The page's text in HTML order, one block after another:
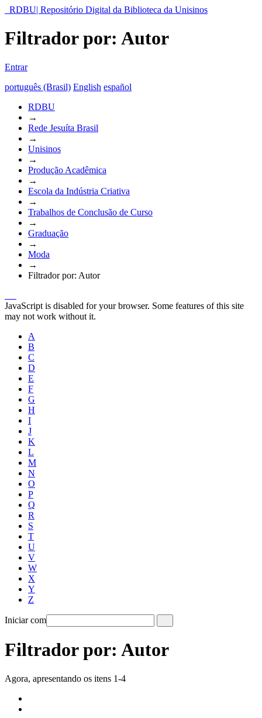
RDBU| Repositório Digital da Biblioteca da Unisinos
Filtrador por: Autor
Entrar
português (Brasil) English español
RDBU
→
Rede Jesuíta Brasil
→
Unisinos
→
Produção Acadêmica
→
Escola da Indústria Criativa
→
Trabalhos de Conclusão de Curso
→
Graduação
→
Moda
→
Filtrador por: Autor
JavaScript is disabled for your browser. Some features of this site
may not work without it.
A
B
C
D
E
F
G
H
I
J
K
L
M
N
O
P
Q
R
S
T
U
V
W
X
Y
Z
Iniciar com
Filtrador por: Autor
Agora, apresentando os itens 1-4